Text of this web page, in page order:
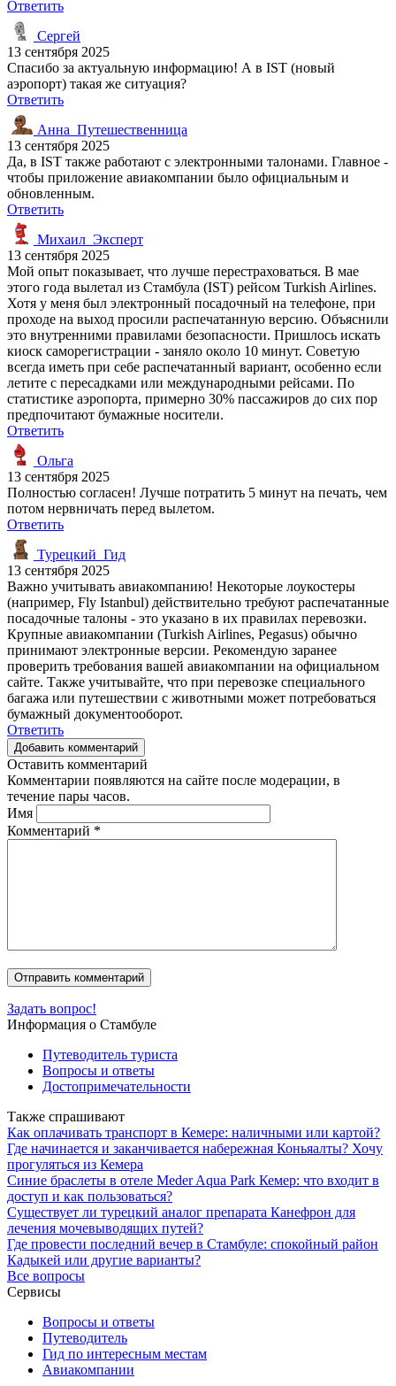
Ответить
Сергей
13 сентября 2025
Спасибо за актуальную информацию! А в IST (новый
аэропорт) такая же ситуация?
Ответить
Анна_Путешественница
13 сентября 2025
Да, в IST также работают с электронными талонами. Главное -
чтобы приложение авиакомпании было официальным и
обновленным.
Ответить
Михаил_Эксперт
13 сентября 2025
Мой опыт показывает, что лучше перестраховаться. В мае
этого года вылетал из Стамбула (IST) рейсом Turkish Airlines.
Хотя у меня был электронный посадочный на телефоне, при
проходе на выход просили распечатанную версию. Объяснили
это внутренними правилами безопасности. Пришлось искать
киоск саморегистрации - заняло около 10 минут. Советую
всегда иметь при себе распечатанный вариант, особенно если
летите с пересадками или международными рейсами. По
статистике аэропорта, примерно 30% пассажиров до сих пор
предпочитают бумажные носители.
Ответить
Ольга
13 сентября 2025
Полностью согласен! Лучше потратить 5 минут на печать, чем
потом нервничать перед вылетом.
Ответить
Турецкий_Гид
13 сентября 2025
Важно учитывать авиакомпанию! Некоторые лоукостеры
(например, Fly Istanbul) действительно требуют распечатанные
посадочные талоны - это указано в их правилах перевозки.
Крупные авиакомпании (Turkish Airlines, Pegasus) обычно
принимают электронные версии. Рекомендую заранее
проверить требования вашей авиакомпании на официальном
сайте. Также учитывайте, что при перевозке специального
багажа или путешествии с животными может потребоваться
бумажный документооборот.
Ответить
Добавить комментарий
Оставить комментарий
Комментарии появляются на сайте после модерации, в
течение пары часов.
Имя
Комментарий *
Задать вопрос!
Информация о Стамбуле
Путеводитель туриста
Вопросы и ответы
Достопримечательности
Также спрашивают
Как оплачивать транспорт в Кемере: наличными или картой?
Где начинается и заканчивается набережная Коньяалты? Хочу
прогуляться из Кемера
Синие браслеты в отеле Mеder Aqua Park Кемер: что входит в
доступ и как пользоваться?
Существует ли турецкий аналог препарата Канефрон для
лечения мочевыводящих путей?
Где провести последний вечер в Стамбуле: спокойный район
Кадыкей или другие варианты?
Все вопросы
Сервисы
Вопросы и ответы
Путеводитель
Гид по интересным местам
Авиакомпании